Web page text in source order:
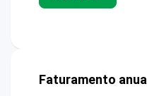
Faturamento anual